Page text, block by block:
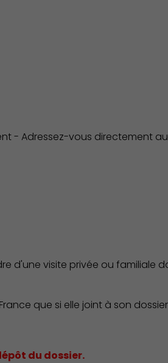
- Adressez-vous directement
d'une visite privée ou familiale
que si elle joint à son
du dossier.